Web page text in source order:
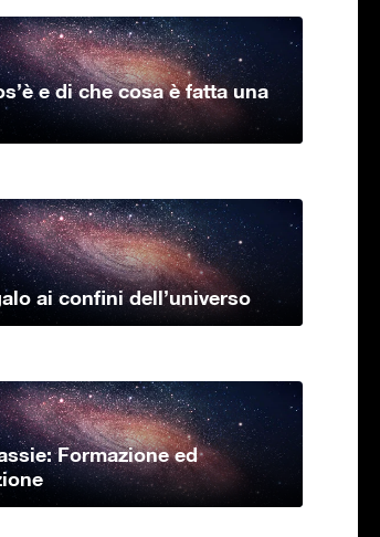
e di che cosa è fatta una
ai confini dell’universo
Formazione ed